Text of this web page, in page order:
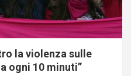
la violenza sulle
ogni 10 minuti”